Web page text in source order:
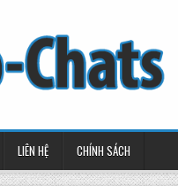
LIÊN HỆ CHÍNH SÁCH